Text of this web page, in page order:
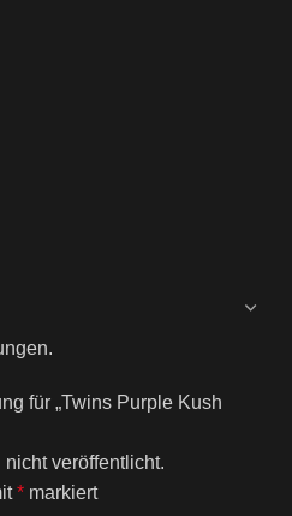
für „Twins Purple Kush
veröffentlicht.
* markiert